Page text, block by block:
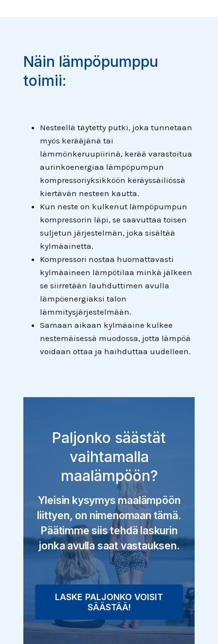
Näin lämpöpumppu
toimii:
Nesteellä täytetty putki, joka tunnetaan
myös kerääjänä tai
lämmönkeruupiirinä, kerää varastoitua
aurinkoenergiaa lämpöpumpun
kompressoriyksikköön keräyssäiliössä
kiertävän nesteen kautta.
Kun neste on kulkenut lämpöpumpun
kompressorin läpi, se saavuttaa toisen
suljetun järjestelmän, joka sisältää
kylmäainetta.
Kompressori nostaa huomattavasti
kylmäaineen lämpötilaa minkä jälkeen
se siirretään lauhduttimen avulla
lämpöenergiaksi talon
lämmitysjärjestelmään.
Samaan aikaan kylmäaine kulkee
nestemäisessä muodossa, jotta lämpöä
voidaan ottaa ja haihduttaa uudelleen.
Paljonko säästät
vaihtamalla
maalämpöön?
Yleisin kysymys maalämpöön
liittyen, on nimenomaan tämä.
Päätimme siis tehdä laskurin
jonka avulla saat vastauksen.
LASKE PALJONKO VOISIT
SÄÄSTÄÄ!